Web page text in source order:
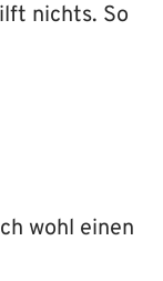
nichts. So
wohl einen